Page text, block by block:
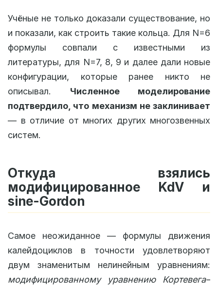
Учёные не только доказали существование, но
и показали, как строить такие кольца. Для N=6
формулы совпали с известными из
литературы, для N=7, 8, 9 и далее дали новые
конфигурации, которые ранее никто не
описывал. Численное моделирование
подтвердило, что механизм не заклинивает
— в отличие от многих других многозвенных
систем.
Откуда взялись
модифицированное KdV и
sine-Gordon
Самое неожиданное — формулы движения
калейдоциклов в точности удовлетворяют
двум знаменитым нелинейным уравнениям:
модифицированному уравнению Кортевега–